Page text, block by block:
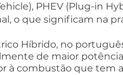
PHEV (Plug-in
o que significam na
Híbrido, no
de maior
à combustão que tem